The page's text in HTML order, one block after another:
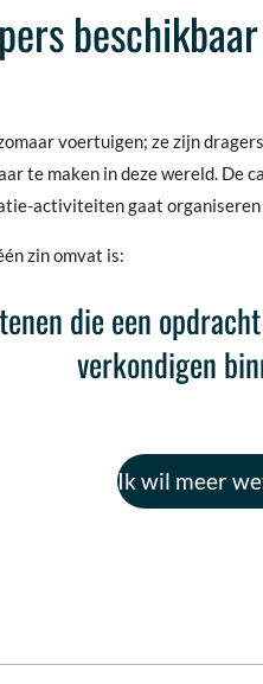
voertuigen; ze zijn
te maken in deze wereld. De
activiteiten gaat
zin omvat is:
die een
verkondigen
Ik wil meer